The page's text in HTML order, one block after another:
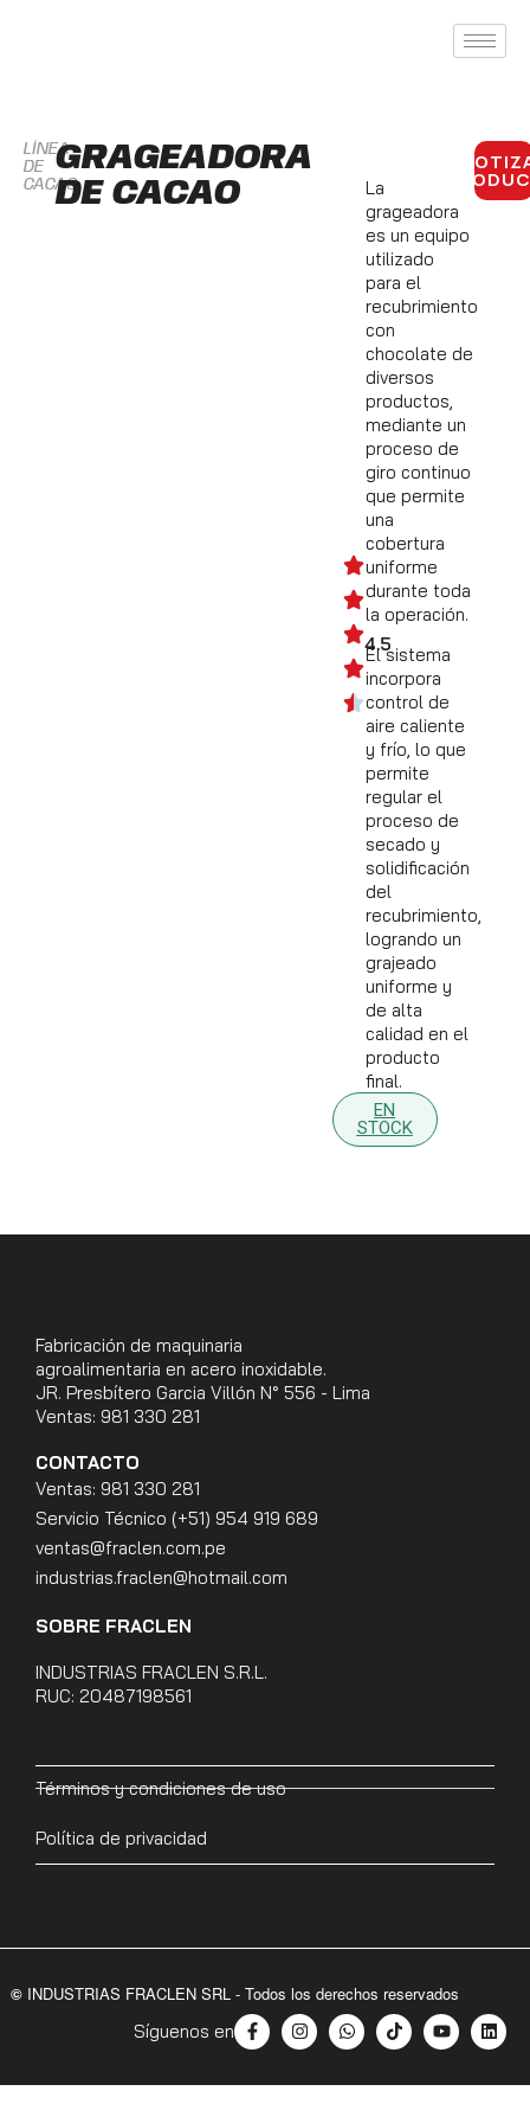
LÍNEA
DE
CACAO
GRAGEADORA
DE CACAO
EN
STOCK
4.5
La
grageadora
es un equipo
utilizado
para el
recubrimiento
con
chocolate de
diversos
productos,
mediante un
proceso de
giro continuo
que permite
una
cobertura
uniforme
durante toda
la operación.
El sistema
incorpora
control de
aire caliente
y frío, lo que
permite
regular el
proceso de
secado y
solidificación
del
recubrimiento,
logrando un
grajeado
uniforme y
de alta
calidad en el
producto
final.
Fabricación de maquinaria
agroalimentaria en acero inoxidable.
JR. Presbítero Garcia Villón N° 556 - Lima
Ventas: 981 330 281
CONTACTO
Ventas: 981 330 281
Servicio Técnico (+51) 954 919 689
ventas@fraclen.com.pe
industrias.fraclen@hotmail.com
SOBRE FRACLEN
INDUSTRIAS FRACLEN S.R.L.
RUC: 20487198561
Términos y condiciones de uso
Política de privacidad
© INDUSTRIAS FRACLEN SRL - Todos los derechos reservados
Síguenos en